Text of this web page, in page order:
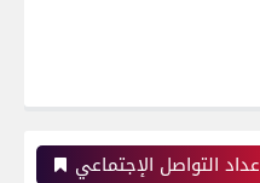
عداد التواصل الإجتماعي